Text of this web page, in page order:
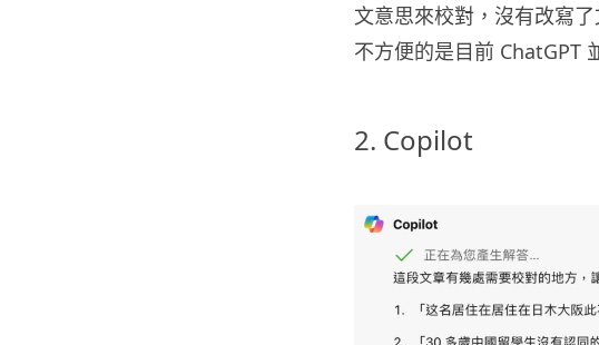
文意思來校對，沒有改寫
不方便的是目前 ChatGPT
2. Copilot